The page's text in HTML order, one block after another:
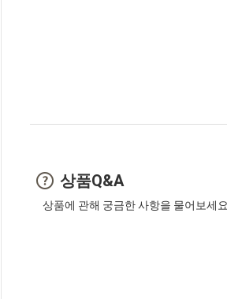
상품Q&A
상품에 관해 궁금한 사항을 물어보세